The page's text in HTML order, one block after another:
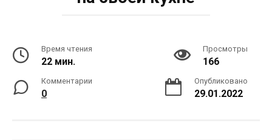
Время чтения
22 мин.
Просмотры
166
Комментарии
0
Опубликовано
29.01.2022